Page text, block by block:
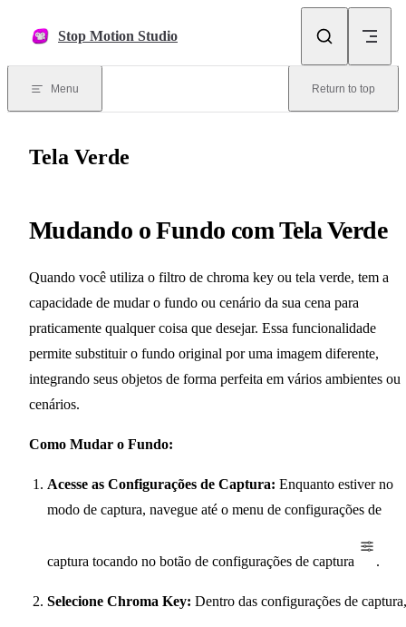
Stop Motion Studio
Menu Return to top
Tela Verde
Mudando o Fundo com Tela Verde
Quando você utiliza o filtro de chroma key ou tela verde, tem a
capacidade de mudar o fundo ou cenário da sua cena para
praticamente qualquer coisa que desejar. Essa funcionalidade
permite substituir o fundo original por uma imagem diferente,
integrando seus objetos de forma perfeita em vários ambientes ou
cenários.
Como Mudar o Fundo:
Acesse as Configurações de Captura: Enquanto estiver no
modo de captura, navegue até o menu de configurações de
captura tocando no botão de configurações de captura .
Selecione Chroma Key: Dentro das configurações de captura,